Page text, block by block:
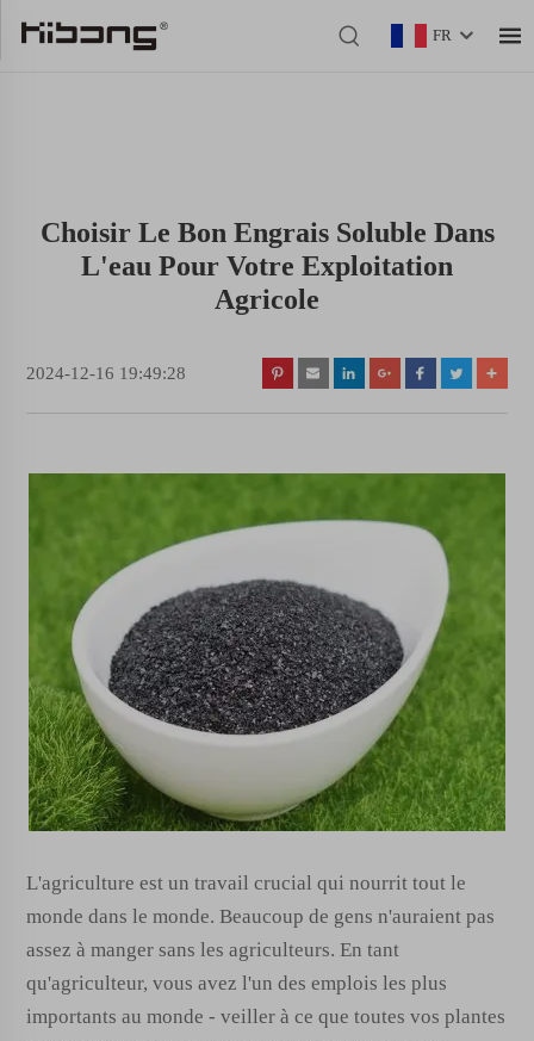
FR
Choisir Le Bon Engrais Soluble Dans
L'eau Pour Votre Exploitation
Agricole
2024-12-16 19:49:28
L'agriculture est un travail crucial qui nourrit tout le
monde dans le monde. Beaucoup de gens n'auraient pas
assez à manger sans les agriculteurs. En tant
qu'agriculteur, vous avez l'un des emplois les plus
importants au monde - veiller à ce que toutes vos plantes